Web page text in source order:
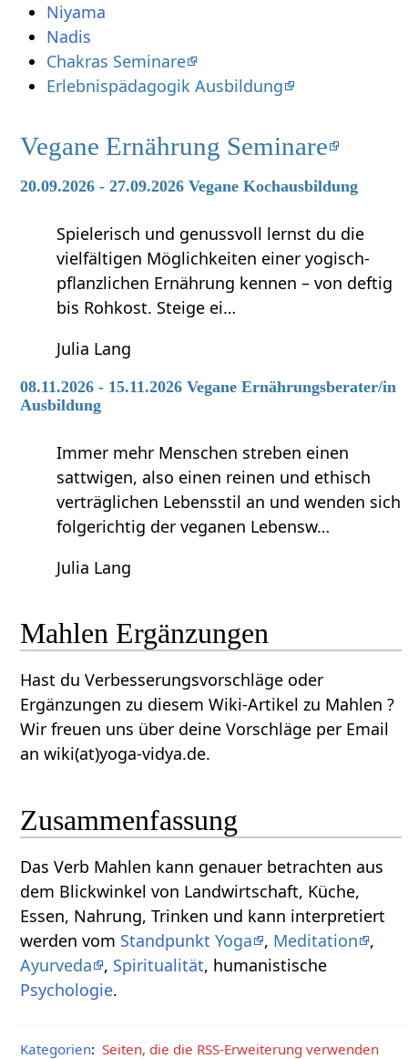
Niyama
Nadis
Chakras Seminare
Erlebnispädagogik Ausbildung
Vegane Ernährung Seminare
20.09.2026 - 27.09.2026 Vegane Kochausbildung
Spielerisch und genussvoll lernst du die
vielfältigen Möglichkeiten einer yogisch-
pflanzlichen Ernährung kennen – von deftig
bis Rohkost. Steige ei…
Julia Lang
08.11.2026 - 15.11.2026 Vegane Ernährungsberater/in
Ausbildung
Immer mehr Menschen streben einen
sattwigen, also einen reinen und ethisch
verträglichen Lebensstil an und wenden sich
folgerichtig der veganen Lebensw…
Julia Lang
Mahlen‏‎ Ergänzungen
Hast du Verbesserungsvorschläge oder
Ergänzungen zu diesem Wiki-Artikel zu Mahlen‏‎ ?
Wir freuen uns über deine Vorschläge per Email
an wiki(at)yoga-vidya.de.
Zusammenfassung
Das Verb Mahlen‏‎ kann genauer betrachten aus
dem Blickwinkel von Landwirtschaft, Küche,
Essen, Nahrung, Trinken und kann interpretiert
werden vom Standpunkt Yoga , Meditation
,
Ayurveda
, Spiritualität, humanistische
Psychologie.
Kategorien: Seiten, die die RSS-Erweiterung verwenden